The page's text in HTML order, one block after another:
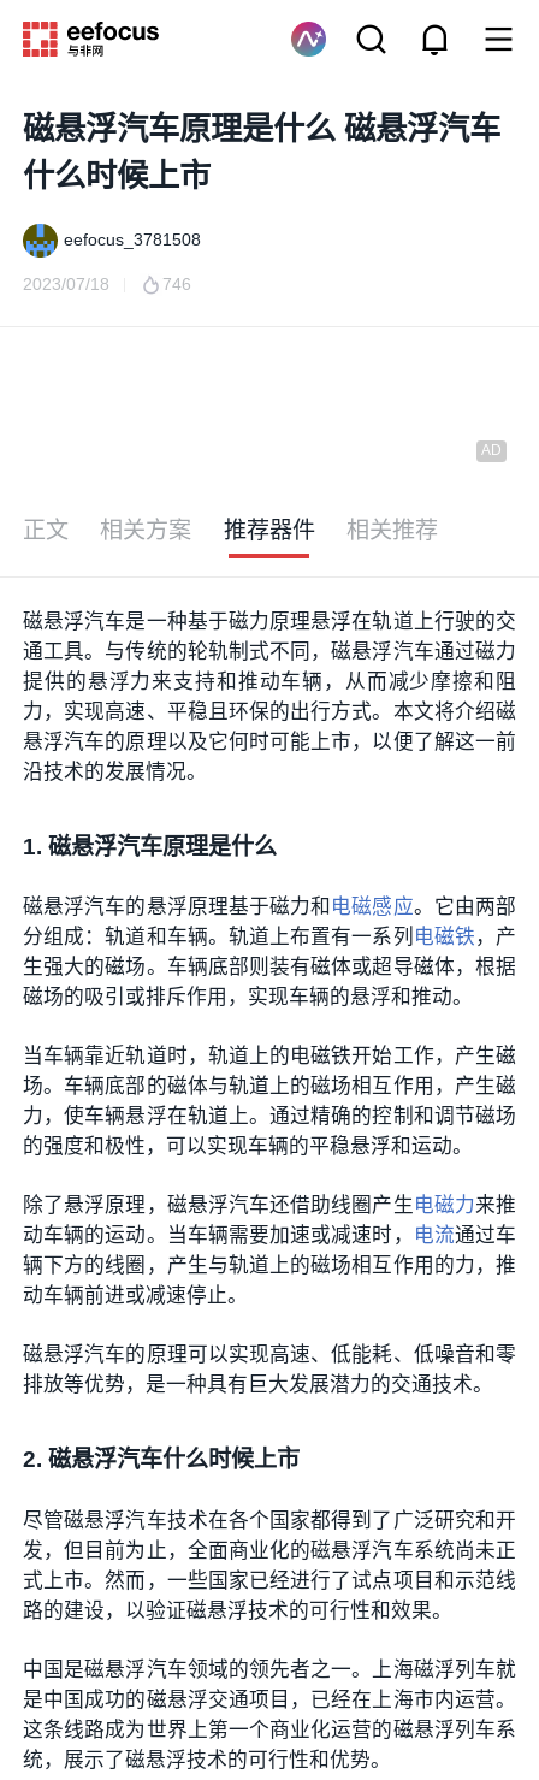
磁悬浮汽车原理是什么 磁悬浮汽车
什么时候上市
eefocus_3781508
2023/07/18 746
正文 相关方案 推荐器件 相关推荐
磁悬浮汽车是一种基于磁力原理悬浮在轨道上行驶的交
通工具。与传统的轮轨制式不同，磁悬浮汽车通过磁力
提供的悬浮力来支持和推动车辆，从而减少摩擦和阻
力，实现高速、平稳且环保的出行方式。本文将介绍磁
悬浮汽车的原理以及它何时可能上市，以便了解这一前
沿技术的发展情况。
1. 磁悬浮汽车原理是什么
磁悬浮汽车的悬浮原理基于磁力和 电磁感应。它由两部
分组成：轨道和车辆。轨道上布置有一系列 电磁铁 ，产
生强大的磁场。车辆底部则装有磁体或超导磁体，根据
磁场的吸引或排斥作用，实现车辆的悬浮和推动。
当车辆靠近轨道时，轨道上的电磁铁开始工作，产生磁
场。车辆底部的磁体与轨道上的磁场相互作用，产生磁
力，使车辆悬浮在轨道上。通过精确的控制和调节磁场
的强度和极性，可以实现车辆的平稳悬浮和运动。
除了悬浮原理，磁悬浮汽车还借助线圈产生 电磁力来推
动车辆的运动。当车辆需要加速或减速时，
电流通过车
辆下方的线圈，产生与轨道上的磁场相互作用的力，推
动车辆前进或减速停止。
磁悬浮汽车的原理可以实现高速、低能耗、低噪音和零
排放等优势，是一种具有巨大发展潜力的交通技术。
2. 磁悬浮汽车什么时候上市
尽管磁悬浮汽车技术在各个国家都得到了广泛研究和开
发，但目前为止，全面商业化的磁悬浮汽车系统尚未正
式上市。然而，一些国家已经进行了试点项目和示范线
路的建设，以验证磁悬浮技术的可行性和效果。
中国是磁悬浮汽车领域的领先者之一。上海磁浮列车就
是中国成功的磁悬浮交通项目，已经在上海市内运营。
这条线路成为世界上第一个商业化运营的磁悬浮列车系
统，展示了磁悬浮技术的可行性和优势。